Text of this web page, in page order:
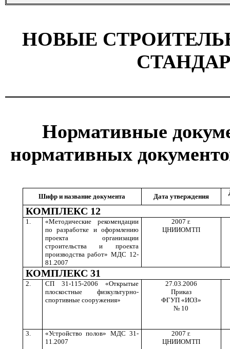
НОВЫЕ
Нормативные
нормативных
Шифр и название документа Дата утверждения
КОМПЛЕКС 12
1.
«Методические рекомендации
по разработке и оформлению
проекта организации
строительства и проекта
производства работ» МДС 12-
81.2007
2007 г.
ЦНИИОМТП
КОМПЛЕКС 31
2.
СП 31-115-2006 «Открытые
плоскостные физкультурно-
спортивные сооружения»
27.03.2006
Приказ
ФГУП «ИОЗ»
№ 10
3.
«Устройство полов» МДС 31-
11.2007
2007 г.
ЦНИИОМТП